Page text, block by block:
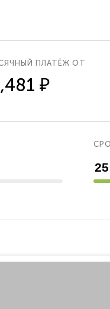
ПЛАТЁЖ ОТ
₽